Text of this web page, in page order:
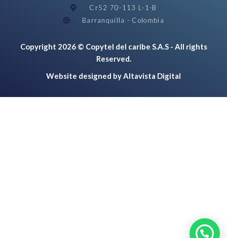
Cr52 70-113 L-1-B
Barranquilla - Colombia
Copyright 2026 © Copytel del caribe S.A.S - All rights
Reserved.
Website designed by Altavista Digital